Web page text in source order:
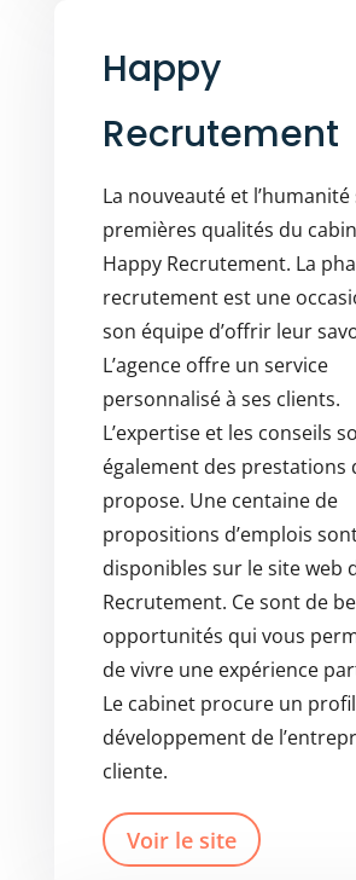
Happy
Recrutement
La nouveauté et
premières qualités du
Happy Recrutement. La
recrutement est une
son équipe d’offrir leur
L’agence offre un service
personnalisé à ses clients.
L’expertise et les conseils
également des prestations
propose. Une centaine de
propositions d’emplois
disponibles sur le site web
Recrutement. Ce sont de
opportunités qui vous
de vivre une expérience
Le cabinet procure un
développement de
cliente.
Voir le site